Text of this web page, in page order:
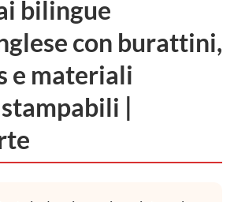
bilingue
con burattini,
e materiali
|